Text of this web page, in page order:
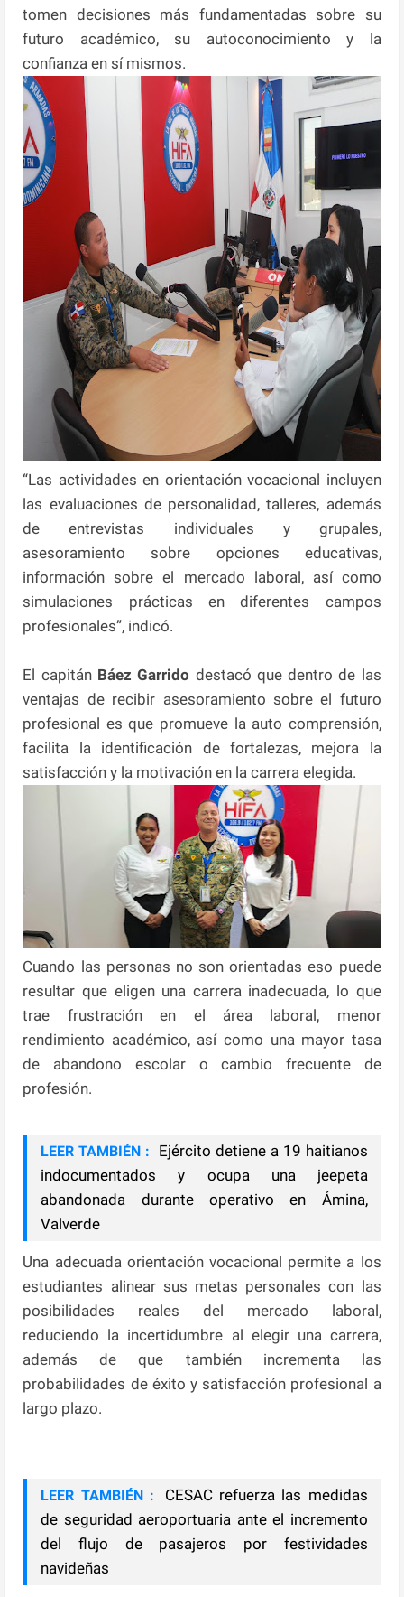
tomen decisiones más fundamentadas sobre su
futuro académico, su autoconocimiento y la
confianza en sí mismos.
“Las actividades en orientación vocacional incluyen
las evaluaciones de personalidad, talleres, además
de entrevistas individuales y grupales,
asesoramiento sobre opciones educativas,
información sobre el mercado laboral, así como
simulaciones prácticas en diferentes campos
profesionales”, indicó.
El capitánBáez Garrido destacó que dentro de las
ventajas de recibir asesoramiento sobre el futuro
profesional es que promueve la auto comprensión,
facilita la identificación de fortalezas, mejora la
satisfacción y la motivación en la carrera elegida.
Cuando las personas no son orientadas eso puede
resultar que eligen una carrera inadecuada, lo que
trae frustración en el área laboral, menor
rendimiento académico, así como una mayor tasa
de abandono escolar o cambio frecuente de
profesión.
LEER TAMBIÉN :
Ejército detiene a 19 haitianos
indocumentados y ocupa una jeepeta
abandonada durante operativo en Ámina,
Valverde
Una adecuada orientación vocacional permite a los
estudiantes alinear sus metas personales con las
posibilidades reales del mercado laboral,
reduciendo la incertidumbre al elegir una carrera,
además de que también incrementa las
probabilidades de éxito y satisfacción profesional a
largo plazo.
LEER TAMBIÉN :
CESAC refuerza las medidas
de seguridad aeroportuaria ante el incremento
del flujo de pasajeros por festividades
navideñas